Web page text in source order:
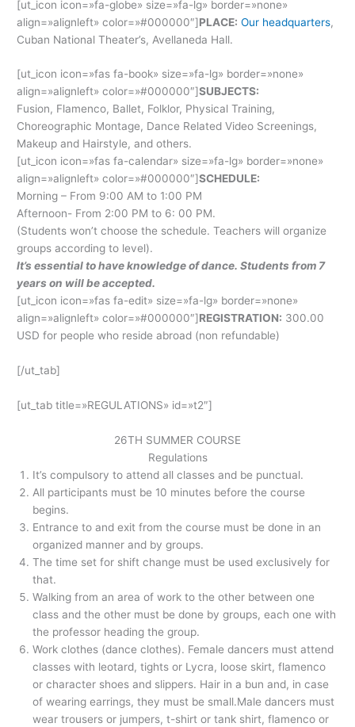
[ut_icon icon=»fa-globe» size=»fa-lg» border=»none»
align=»alignleft» color=»#000000″]PLACE: Our headquarters,
Cuban National Theater’s, Avellaneda Hall.
[ut_icon icon=»fas fa-book» size=»fa-lg» border=»none»
align=»alignleft» color=»#000000″]SUBJECTS:
Fusion, Flamenco, Ballet, Folklor, Physical Training,
Choreographic Montage, Dance Related Video Screenings,
Makeup and Hairstyle, and others.
[ut_icon icon=»fas fa-calendar» size=»fa-lg» border=»none»
align=»alignleft» color=»#000000″]SCHEDULE:
Morning – From 9:00 AM to 1:00 PM
Afternoon- From 2:00 PM to 6: 00 PM.
(Students won’t choose the schedule. Teachers will organize
groups according to level).
It’s essential to have knowledge of dance. Students from 7
years on will be accepted.
[ut_icon icon=»fas fa-edit» size=»fa-lg» border=»none»
align=»alignleft» color=»#000000″]REGISTRATION: 300.00
USD for people who reside abroad (non refundable)
[/ut_tab]
[ut_tab title=»REGULATIONS» id=»t2″]
26TH SUMMER COURSE
Regulations
It’s compulsory to attend all classes and be punctual.
All participants must be 10 minutes before the course
begins.
Entrance to and exit from the course must be done in an
organized manner and by groups.
The time set for shift change must be used exclusively for
that.
Walking from an area of work to the other between one
class and the other must be done by groups, each one with
the professor heading the group.
Work clothes (dance clothes). Female dancers must attend
classes with leotard, tights or Lycra, loose skirt, flamenco
or character shoes and slippers. Hair in a bun and, in case
of wearing earrings, they must be small.Male dancers must
wear trousers or jumpers, t-shirt or tank shirt, flamenco or